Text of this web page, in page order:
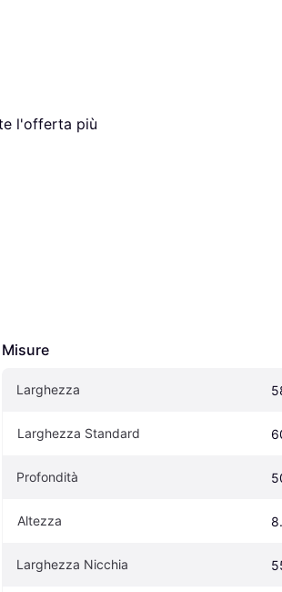
l'offerta più
Misure
Larghezza
Larghezza Standard
Profondità
Altezza
Larghezza Nicchia